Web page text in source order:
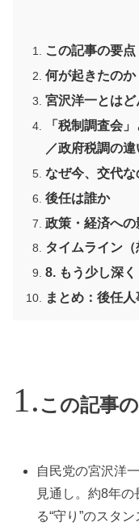
この記事の要点
何が起きたのか
宮沢洋一とは
「税制調査会
／政府税調の違
なぜ今、交代な
後任は誰か
政策・経済への
タイムライン（
8. もう少し深
まとめ：後任
この記事
自民党の宮沢洋
見通し。約8年
る“守り”のスタ